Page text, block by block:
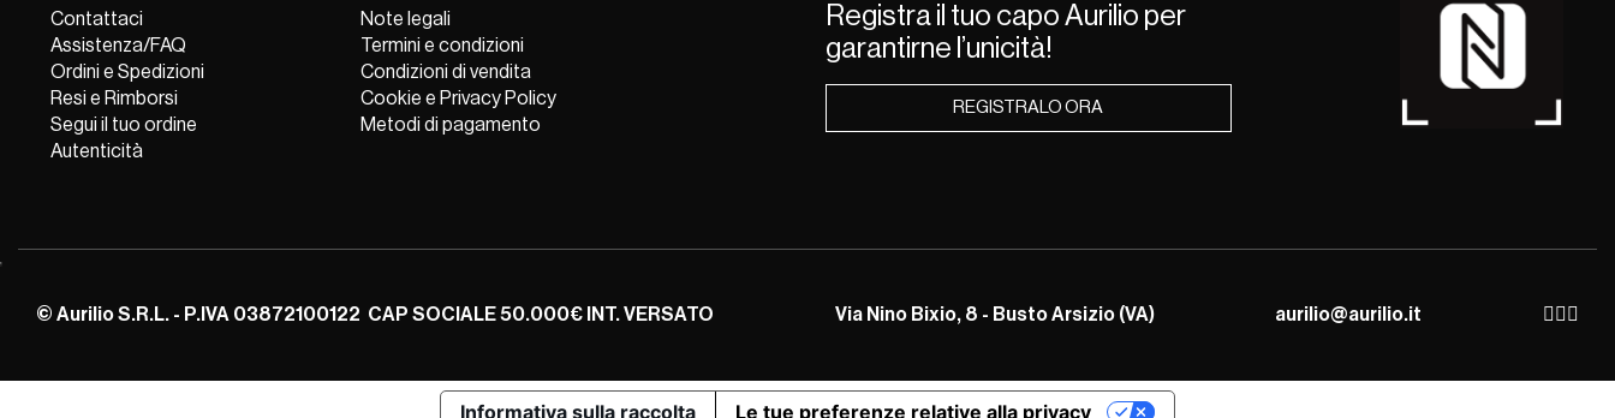
Contattaci
Assistenza/FAQ
Ordini e Spedizioni
Resi e Rimborsi
Segui il tuo ordine
Autenticità
Note legali
Termini e condizioni
Condizioni di vendita
Cookie e Privacy Policy
Metodi di pagamento
Registra il tuo capo Aurilio per
garantirne l’unicità!
REGISTRALO ORA
© Aurilio S.R.L. - P.IVA 03872100122 CAP SOCIALE 50.000€ INT. VERSATO Via Nino Bixio, 8 - Busto Arsizio (VA) aurilio@aurilio.it
Informativa sulla raccolta Le tue preferenze relative alla privacy